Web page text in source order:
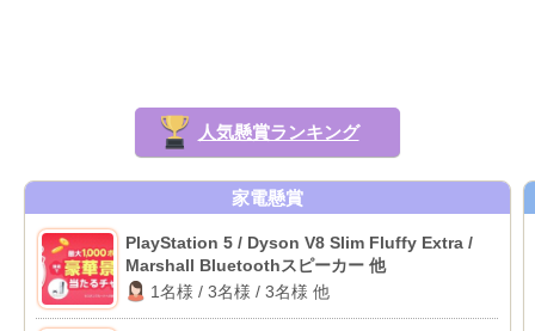
人気懸賞ランキング
家電懸賞
PlayStation 5 / Dyson V8 Slim Fluffy Extra /
Marshall Bluetoothスピーカー 他
1名様 / 3名様 / 3名様 他